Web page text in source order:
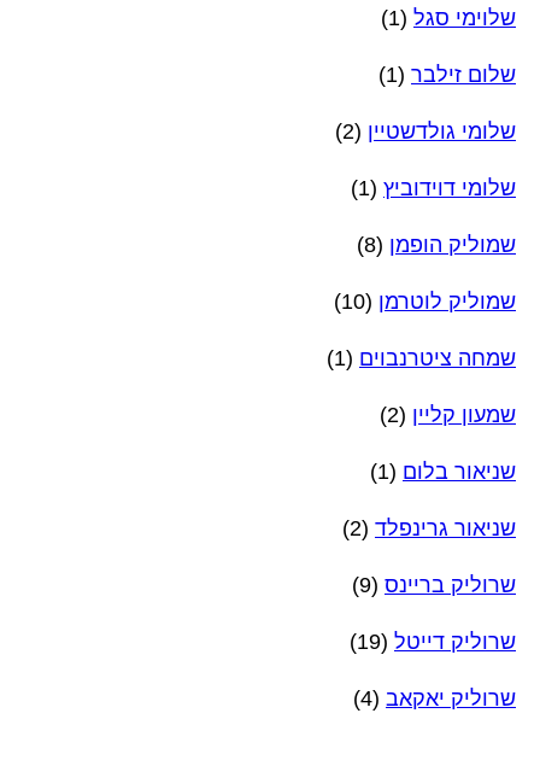
שלוימי סגל (1)
שלום זילבר (1)
שלומי גולדשטיין (2)
שלומי דוידוביץ (1)
שמוליק הופמן (8)
שמוליק לוטרמן (10)
שמחה ציטרנבוים (1)
שמעון קליין (2)
שניאור בלום (1)
שניאור גרינפלד (2)
שרוליק בריינס (9)
שרוליק דייטל (19)
שרוליק יאקאב (4)